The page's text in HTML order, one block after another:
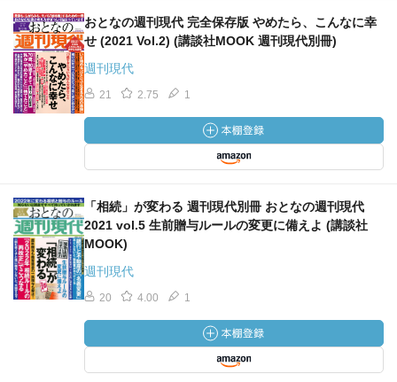
おとなの週刊現代 完全保存版 やめたら、こんなに幸
せ (2021 Vol.2) (講談社MOOK 週刊現代別冊)
週刊現代
21 2.75 1
「相続」が変わる 週刊現代別冊 おとなの週刊現代
2021 vol.5 生前贈与ルールの変更に備えよ (講談社
MOOK)
週刊現代
20 4.00 1